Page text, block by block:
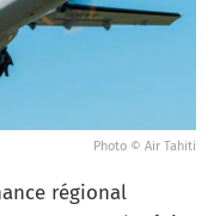
Photo © Air Tahiti
régional